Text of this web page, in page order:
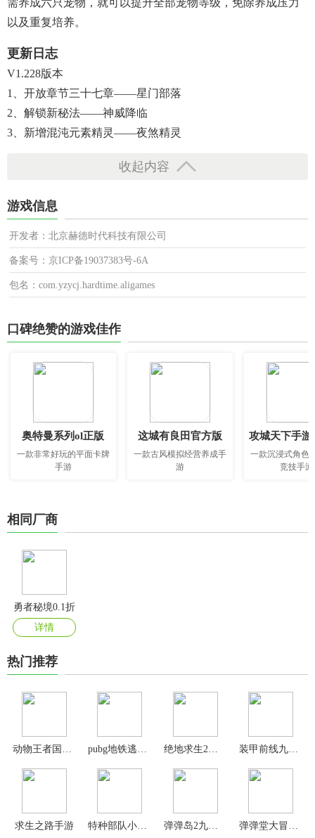
需养成六只宠物，就可以提升全部宠物等级，免除养成压力
以及重复培养。
更新日志
V1.228版本
1、开放章节三十七章——星门部落
2、解锁新秘法——神威降临
3、新增混沌元素精灵——夜煞精灵
收起内容
游戏信息
开发者：北京赫德时代科技有限公司
备案号：京ICP备19037383号-6A
包名：com.yzycj.hardtime.aligames
口碑绝赞的游戏佳作
奥特曼系列ol正版
一款非常好玩的平面卡牌
手游
这城有良田官方版
一款古风模拟经营养成手
游
攻城天下手游
一款沉浸式角色
竞技手游
相同厂商
勇者秘境0.1折
详情
热门推荐
求生之路手游 弹弹岛2九游版